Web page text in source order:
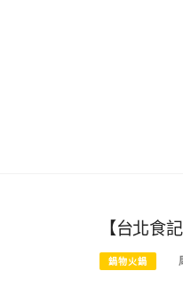
【台北食
鍋物火鍋